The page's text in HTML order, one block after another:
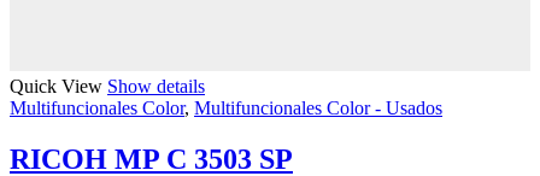
Quick View Show details
Multifuncionales Color, Multifuncionales Color - Usados
RICOH MP C 3503 SP